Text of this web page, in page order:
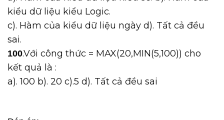
kiểu dữ liệu kiểu Logic.
c). Hàm của kiểu dữ liệu ngày d). Tất cả đều
sai.
100.Với công thức = MAX(20,MIN(5,100)) cho
kết quả là :
a). 100 b). 20 c).5 d). Tất cả đều sai